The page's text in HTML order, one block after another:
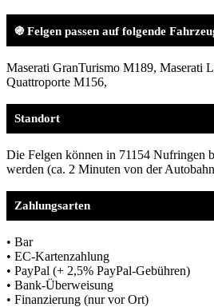
֍ Felgen passen auf folgende
Maserati GranTurismo M189, Maserati
Quattroporte M156,
Standort
Die Felgen können in 71154 Nufringen
werden (ca. 2 Minuten von der
Zahlungsarten
• Bar
• EC-Kartenzahlung
• PayPal (+ 2,5% PayPal-Gebühren)
• Bank-Überweisung
• Finanzierung (nur vor Ort)